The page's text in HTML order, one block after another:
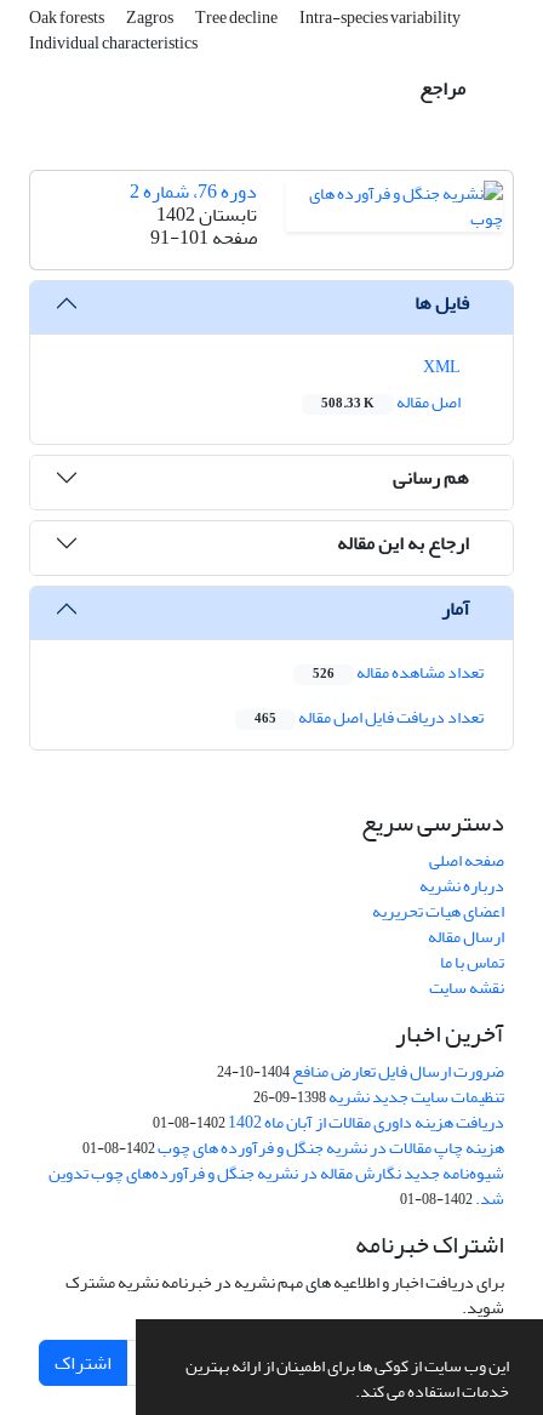
این وب سایت از کوکی ها برای اطمینان از ارائه بهترین
خدمات استفاده می کند.
Oak forests Zagros Tree decline Intra-species variability
Individual characteristics
مراجع
دوره 76، شماره 2
تابستان 1402
صفحه91-101
فایل ها
اصل مقاله
508.33 K
هم رسانی
ارجاع به این مقاله
آمار
تعداد مشاهده مقاله 526
تعداد دریافت فایل اصل مقاله 465
دسترسی سریع
صفحه اصلی
درباره نشریه
اعضای هیات تحریریه
ارسال مقاله
تماس با ما
نقشه سایت
آخرین اخبار
ضرورت ارسال فایل تعارض منافع1404-10-24
تنظیمات سایت جدید نشریه1398-09-26
دریافت هزینه داوری مقالات از آبان ماه 1402 1402-08-01
هزینه چاپ مقالات در نشریه جنگل و فرآورده های چوب1402-08-01
شیوه‌نامه جدید نگارش مقاله در نشریه جنگل و فرآورده‌های چوب تدوین
شد.1402-08-01
اشتراک خبرنامه
برای دریافت اخبار و اطلاعیه های مهم نشریه در خبرنامه نشریه مشترک
شوید.
اشتراک